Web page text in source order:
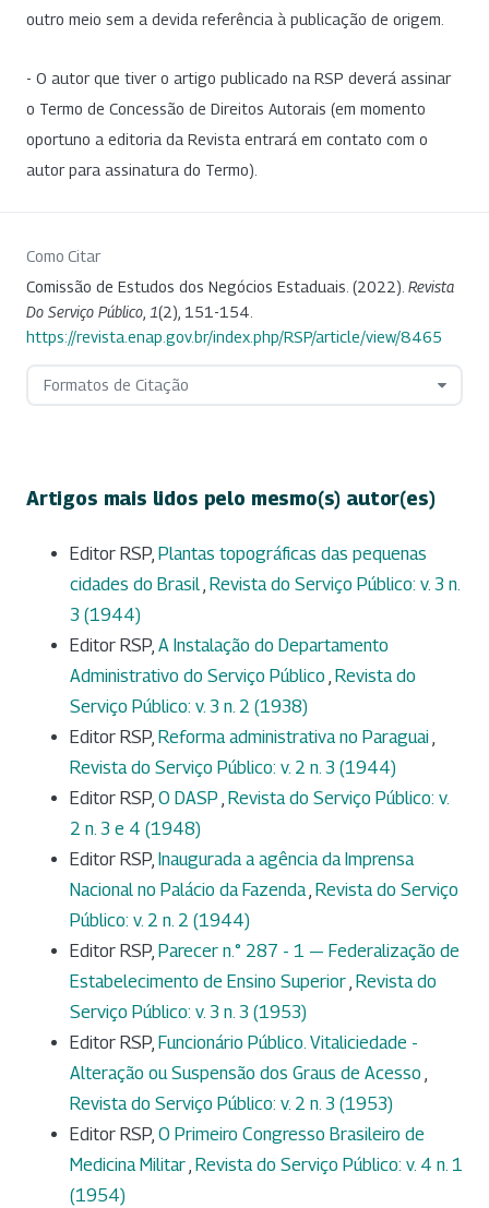
outro meio sem a devida referência à publicação de origem.
- O autor que tiver o artigo publicado na RSP deverá assinar
o Termo de Concessão de Direitos Autorais (em momento
oportuno a editoria da Revista entrará em contato com o
autor para assinatura do Termo).
Como Citar
Comissão de Estudos dos Negócios Estaduais. (2022). Revista
Do Serviço Público 1(2), 151-154.
https://revista.enap.gov.br/index.php/RSP/article/view/8465
Formatos de Citação
Artigos mais lidos pelo mesmo(s) autor(es)
Editor RSP, Plantas topográficas das pequenas
cidades do Brasil, Revista do Serviço Público: v. 3 n.
3 (1944)
Editor RSP, A Instalação do Departamento
Administrativo do Serviço Público , Revista do
Serviço Público: v. 3 n. 2 (1938)
Editor RSP, Reforma administrativa no Paraguai,
Revista do Serviço Público: v. 2 n. 3 (1944)
Editor RSP, O DASP , Revista do Serviço Público: v.
2 n. 3 e 4 (1948)
Editor RSP, Inaugurada a agência da Imprensa
Nacional no Palácio da Fazenda, Revista do Serviço
Público: v. 2 n. 2 (1944)
Editor RSP, Parecer n.° 287 - 1 — Federalização de
Estabelecimento de Ensino Superior, Revista do
Serviço Público: v. 3 n. 3 (1953)
Editor RSP, Funcionário Público. Vitaliciedade -
Alteração ou Suspensão dos Graus de Acesso ,
Revista do Serviço Público: v. 2 n. 3 (1953)
Editor RSP, O Primeiro Congresso Brasileiro de
Medicina Militar, Revista do Serviço Público: v. 4 n. 1
(1954)